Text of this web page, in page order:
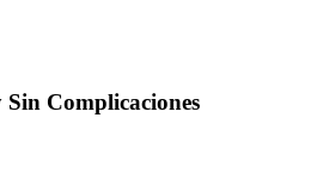
Sin Complicaciones